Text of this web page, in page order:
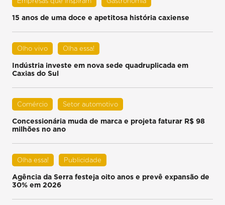
15 anos de uma doce e apetitosa história caxiense
Olho vivo Olha essa!
Indústria investe em nova sede quadruplicada em
Caxias do Sul
Comércio Setor automotivo
Concessionária muda de marca e projeta faturar R$ 98
milhões no ano
Olha essa! Publicidade
Agência da Serra festeja oito anos e prevê expansão de
30% em 2026